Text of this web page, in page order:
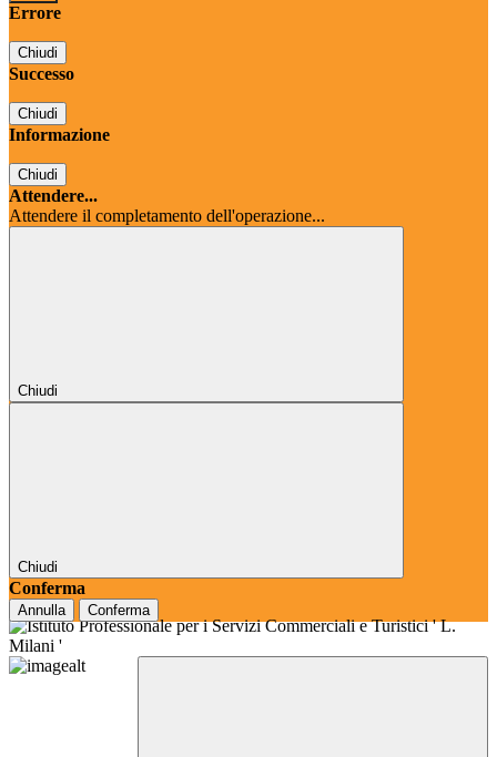
Errore
Chiudi
Successo
Chiudi
Informazione
Chiudi
Attendere...
Attendere il completamento dell'operazione...
Chiudi
Chiudi
Conferma
Annulla Conferma